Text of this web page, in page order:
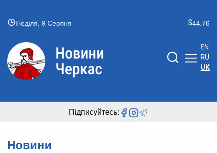
Неділя, 9 Серпня 44.76
EN
RU
UK
Підписуйтесь:
Новини